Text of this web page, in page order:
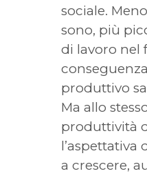
sociale.
sono, più
di lavoro nel
produttivo
Ma allo
produttività
l’aspettativa
a crescere,